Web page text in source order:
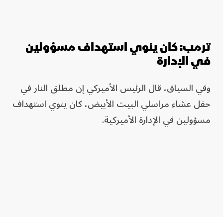
ترمب: كان ينوي استهداف مسؤولين
في الإدارة
وفي السياق، قال الرئيس الأميركي إن مطلق النار في
حفل عشاء مراسلي البيت الأبيض، كان ينوي استهداف
مسؤولين في الإدارة الأميركية.